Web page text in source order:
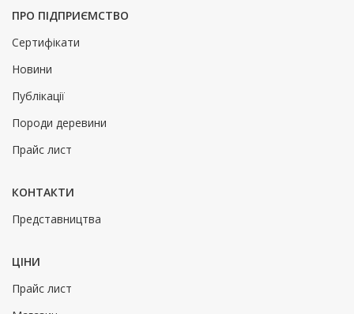
ПРО ПІДПРИЄМСТВО
Сертифікати
Новини
Публікації
Породи деревини
Прайс лист
КОНТАКТИ
Представництва
ЦІНИ
Прайс лист